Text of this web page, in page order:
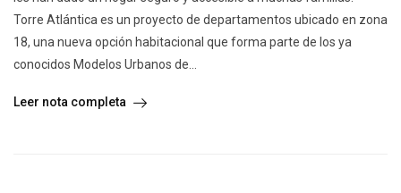
Torre Atlántica es un proyecto de departamentos ubicado en zona
18, una nueva opción habitacional que forma parte de los ya
conocidos Modelos Urbanos de...
Leer nota completa